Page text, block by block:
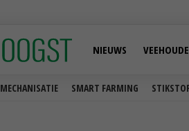
MECHANISATIE SMART FARMING
NIEUWS